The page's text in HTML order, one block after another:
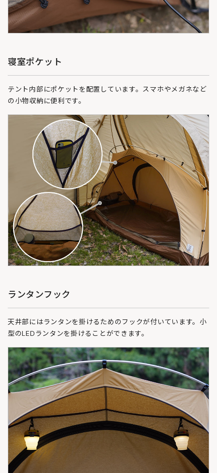
寝室ポケット
テント内部にポケットを配置しています。スマホやメガネなど
の小物収納に便利です。
ランタンフック
天井部にはランタンを掛けるためのフックが付いています。小
型のLEDランタンを掛けることができます。